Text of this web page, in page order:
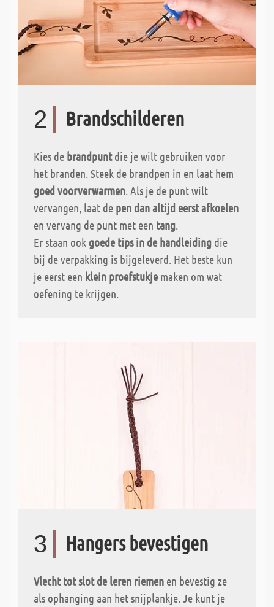
2 Brandschilderen
Kies de brandpuntdie je wilt gebruiken voor
het branden. Steek de brandpen in en laat hem
goed voorverwarmen. Als je de punt wilt
vervangen, laat de pen dan altijd eerst afkoelen
en vervang de punt met een tang.
Er staan ook goede tips in de handleiding die
bij de verpakking is bijgeleverd. Het beste kun
je eerst een klein proefstukje maken om wat
oefening te krijgen.
3 Hangers bevestigen
Vlecht tot slot de leren riemen en bevestig ze
als ophanging aan het snijplankje. Je kunt je